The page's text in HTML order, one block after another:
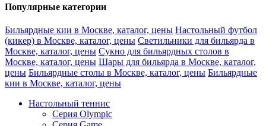
Популярные категории
Бильярдные кии в Москве, каталог, цены Настольный футбол
(кикер) в Москве, каталог, цены Светильники для бильярда в
Москве, каталог, цены Сукно для бильярдных столов в
Москве, каталог, цены Шары для бильярда в Москве, каталог,
цены Бильярдные столы в Москве, каталог, цены Бильярдные
кии в Москве, каталог, цены
Настольный теннис
Серия Olympic